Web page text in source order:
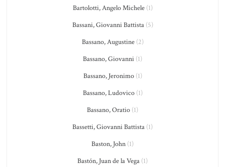
Bartolotti, Angelo Michele(1)
Bassani, Giovanni Battista(5)
Bassano, Augustine(2)
Bassano, Giovanni (1)
Bassano, Jeronimo(1)
Bassano, Ludovico(1)
Bassano, Oratio (1)
Bassetti, Giovanni Battista (1)
Baston, John (1)
Bastón, Juan de la Vega (1)